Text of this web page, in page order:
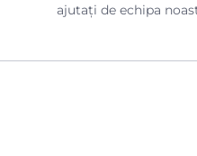
ajutați de echipa